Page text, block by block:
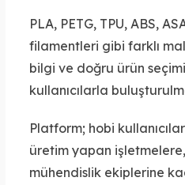
PLA, PETG, TPU, ABS,
filamentleri gibi farklı
bilgi ve doğru ürün
kullanıcılarla
Platform; hobi
üretim yapan
mühendislik ekiplerine